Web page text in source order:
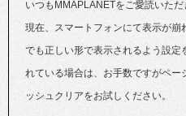
いつもMMAPLANETをご愛読いただ
現在、スマートフォンにて表示が
でも正しい形で表示されるよう設
れている場合は、お手数ですがペー
ッシュクリアをお試しください。